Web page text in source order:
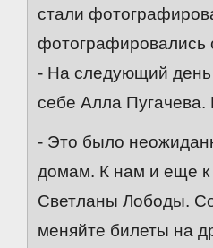
стали
- На следующий день
себе Алла Пугачева.
- Это было
домам. К нам и еще
Светланы Лободы.
меняйте билеты на